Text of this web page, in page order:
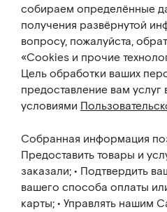
собираем определённые
получения развёрнутой
вопросу, пожалуйста,
«Cookies и прочие
Цель обработки ваших
предоставление вам услуг
условиями
Собранная информация
Предоставить товары и
заказали; • Подтвердить
вашего способа оплаты
карты; • Управлять нашим